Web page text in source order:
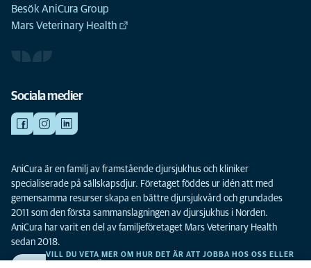
Besök AniCura Group
Mars Veterinary Health
Sociala medier
AniCura är en familj av framstående djursjukhus och kliniker
specialiserade på sällskapsdjur. Företaget föddes ur idén att med
gemensamma resurser skapa en bättre djursjukvård och grundades
2011 som den första sammanslagningen av djursjukhus i Norden.
AniCura har varit en del av familjeföretaget Mars Veterinary Health
sedan 2018.
VILL DU VETA MER OM HUR DET ÄR ATT JOBBA HOS OSS ELLER